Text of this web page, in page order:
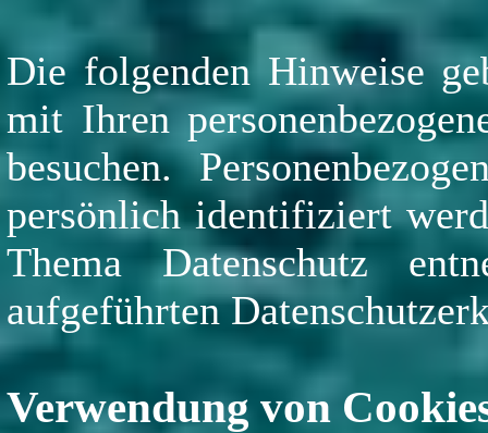
Die folgenden Hinweise
mit Ihren
besuchen.
persönlich identifiziert
Thema Datenschutz
aufgeführten
Verwendung von